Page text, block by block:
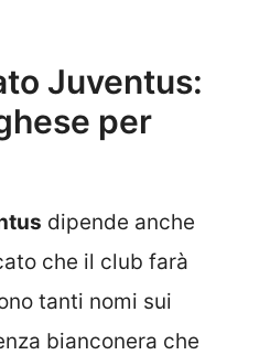
Juventus:
per
dipende anche
che il club farà
tanti nomi sui
bianconera che